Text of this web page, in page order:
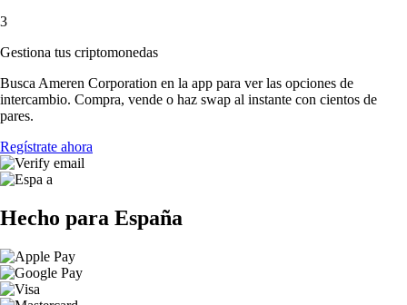
3
Gestiona tus criptomonedas
Busca Ameren Corporation en la app para ver las opciones de
intercambio. Compra, vende o haz swap al instante con cientos de
pares.
Regístrate ahora
Hecho para España